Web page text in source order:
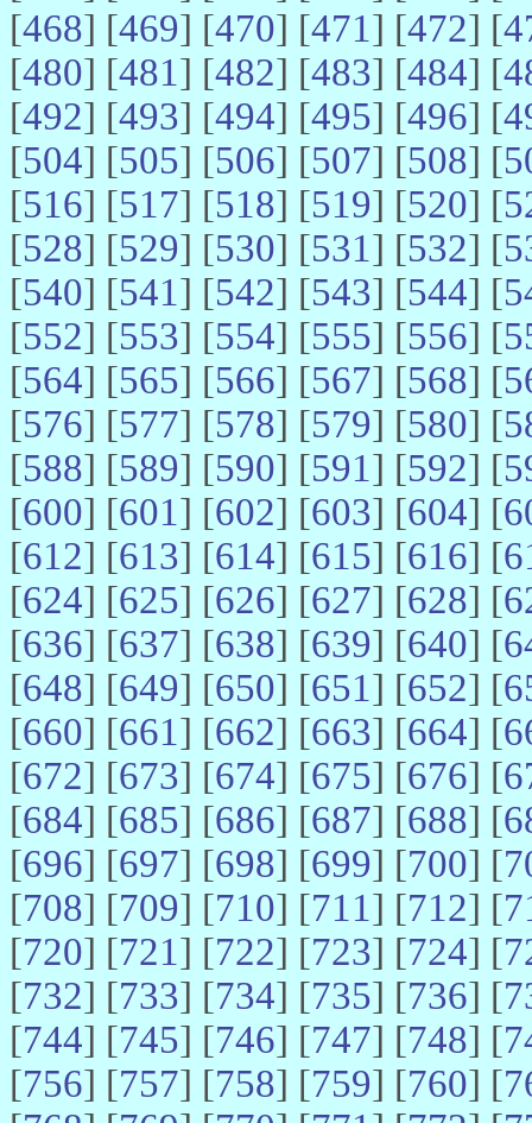
[468] [469] [470] [471] [472] [
[480] [481] [482] [483] [484] [
[492] [493] [494] [495] [496] [
[504] [505] [506] [507] [508] [
[516] [517] [518] [519] [520] [
[528] [529] [530] [531] [532] [
[540] [541] [542] [543] [544] [
[552] [553] [554] [555] [556] [
[564] [565] [566] [567] [568] [
[576] [577] [578] [579] [580] [
[588] [589] [590] [591] [592] [
[600] [601] [602] [603] [604] [
[612] [613] [614] [615] [616] [
[624] [625] [626] [627] [628] [
[636] [637] [638] [639] [640] [
[648] [649] [650] [651] [652] [
[660] [661] [662] [663] [664] [
[672] [673] [674] [675] [676] [
[684] [685] [686] [687] [688] [
[696] [697] [698] [699] [700] [
[708] [709] [710] [711] [712] [
[720] [721] [722] [723] [724] [
[732] [733] [734] [735] [736] [
[744] [745] [746] [747] [748] [
[756] [757] [758] [759] [760] [